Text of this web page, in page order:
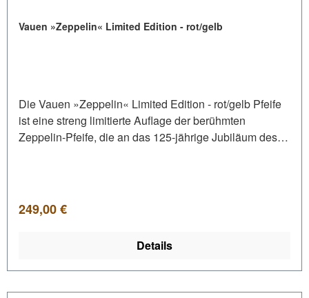
Vauen »Zeppelin« Limited Edition - rot/gelb
Die Vauen »Zeppelin« Limited Edition - rot/gelb Pfeife
ist eine streng limitierte Auflage der berühmten
Zeppelin-Pfeife, die an das 125-jährige Jubiläum des
echten Sammlerstück.Durch die stilvolle
Schmuckverpackung wird die Einzigartigkeit der Pfeife
Regulärer Preis:
249,00 €
Details